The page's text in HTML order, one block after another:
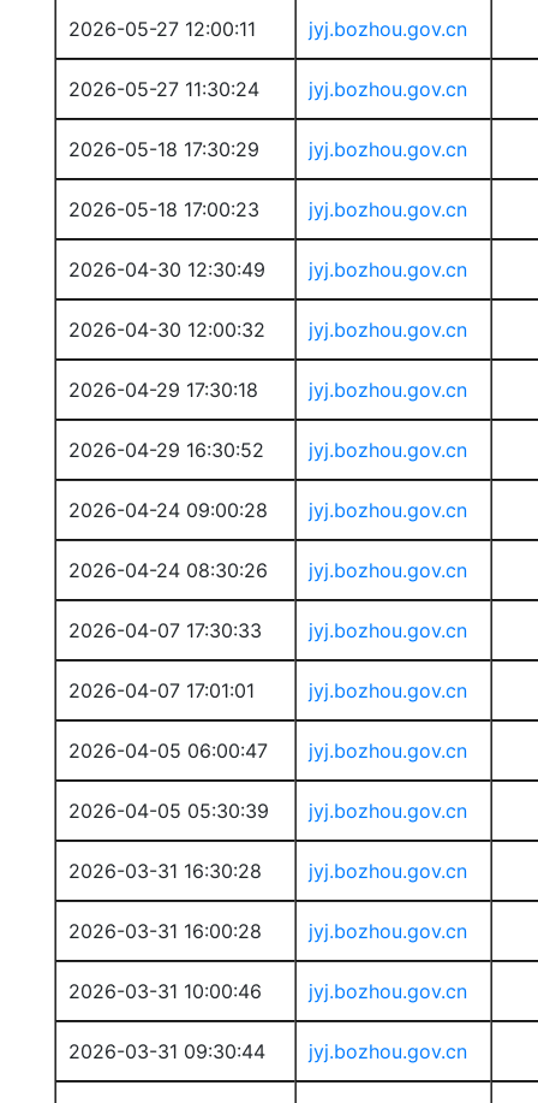
2026-05-27 12:00:11 jyj.bozhou.gov.cn
2026-05-27 11:30:24 jyj.bozhou.gov.cn
2026-05-18 17:30:29 jyj.bozhou.gov.cn
2026-05-18 17:00:23 jyj.bozhou.gov.cn
2026-04-30 12:30:49 jyj.bozhou.gov.cn
2026-04-30 12:00:32 jyj.bozhou.gov.cn
2026-04-29 17:30:18 jyj.bozhou.gov.cn
2026-04-29 16:30:52 jyj.bozhou.gov.cn
2026-04-24 09:00:28 jyj.bozhou.gov.cn
2026-04-24 08:30:26 jyj.bozhou.gov.cn
2026-04-07 17:30:33 jyj.bozhou.gov.cn
2026-04-07 17:01:01 jyj.bozhou.gov.cn
2026-04-05 06:00:47 jyj.bozhou.gov.cn
2026-04-05 05:30:39 jyj.bozhou.gov.cn
2026-03-31 16:30:28 jyj.bozhou.gov.cn
2026-03-31 16:00:28 jyj.bozhou.gov.cn
2026-03-31 10:00:46 jyj.bozhou.gov.cn
2026-03-31 09:30:44 jyj.bozhou.gov.cn